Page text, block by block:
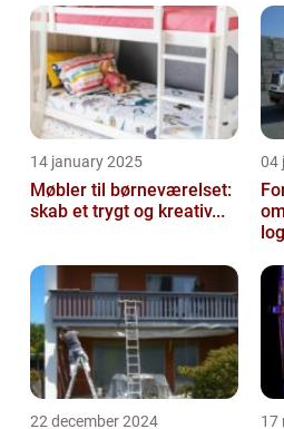
14 january 2025
Møbler til børneværelset:
skab et trygt og kreativ...
04
22 december 2024 17